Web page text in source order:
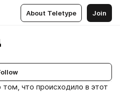
About Teletype Join
что происходило в этот